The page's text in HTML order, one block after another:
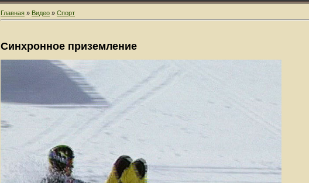
Главная » Видео » Спорт
Синхронное приземление